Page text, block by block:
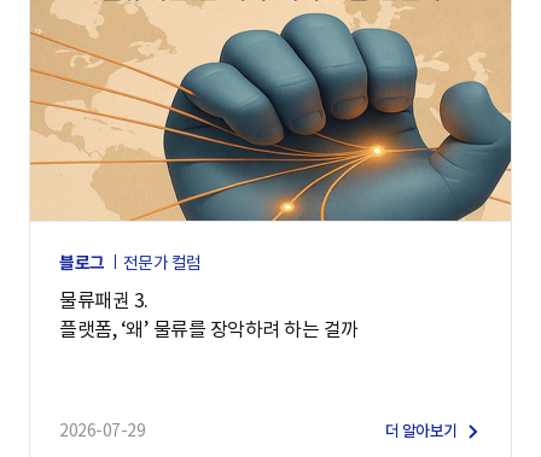
블로그 전문가 컬럼
물류패권 3.
플랫폼, ‘왜’ 물류를 장악하려 하는 걸까
2026-07-29 더 알아보기